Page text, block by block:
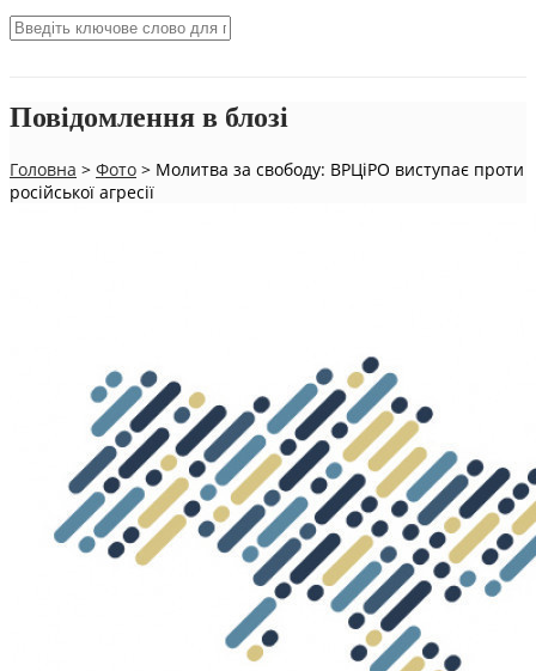
Повідомлення в блозі
Головна > Фото > Молитва за свободу: ВРЦіРО виступає проти
російської агресії